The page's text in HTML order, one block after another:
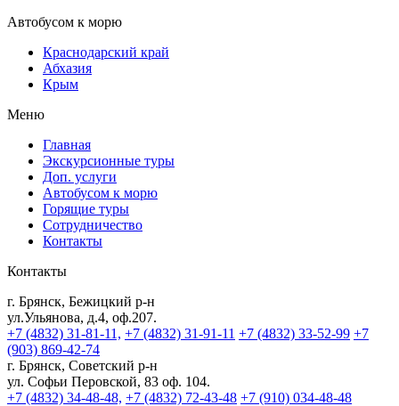
Автобусом к морю
Краснодарский край
Абхазия
Крым
Меню
Главная
Экскурсионные туры
Доп. услуги
Автобусом к морю
Горящие туры
Сотрудничество
Контакты
Контакты
г. Брянск, Бежицкий р-н
ул.Ульянова, д.4, оф.207.
+7 (4832) 31-81-11, +7 (4832) 31-91-11 +7 (4832) 33-52-99 +7
(903) 869-42-74
г. Брянск, Советский р-н
ул. Софьи Перовской, 83 оф. 104.
+7 (4832) 34-48-48, +7 (4832) 72-43-48 +7 (910) 034-48-48